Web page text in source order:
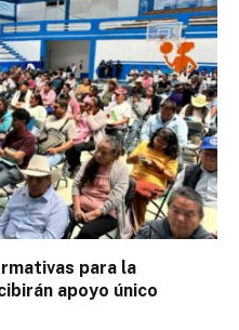
para la
apoyo único